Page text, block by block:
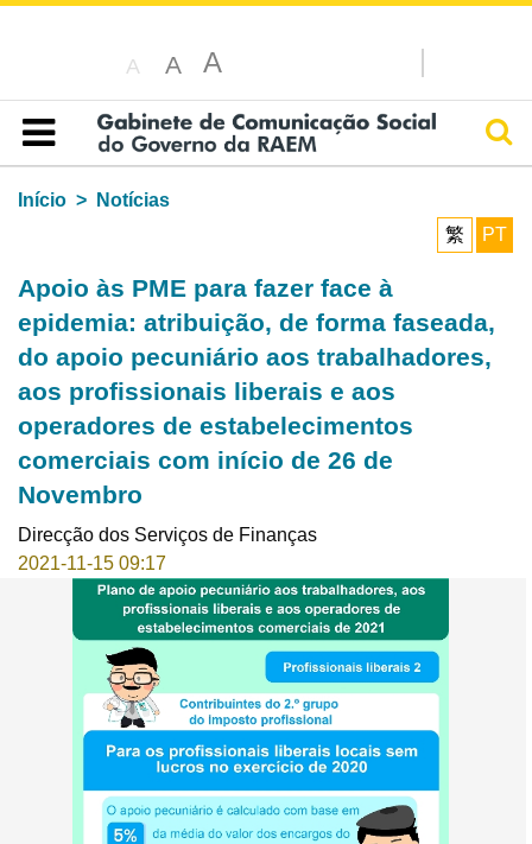
A A A
Índice
Início
Notícias
繁
PT
Apoio às PME para fazer face à
epidemia: atribuição, de forma faseada,
do apoio pecuniário aos trabalhadores,
aos profissionais liberais e aos
operadores de estabelecimentos
comerciais com início de 26 de
Novembro
Direcção dos Serviços de Finanças
2021-11-15 09:17